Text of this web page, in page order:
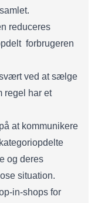
reduceres
 forbrugeren
svært ved at sælge
regel har et
at kommunikere
og deres
situation.
in-shops for